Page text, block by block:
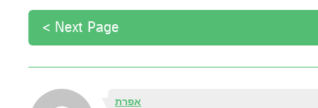
Next Page >
אפרת